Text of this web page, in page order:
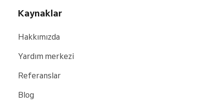
Kaynaklar
Hakkımızda
Yardım merkezi
Referanslar
Blog